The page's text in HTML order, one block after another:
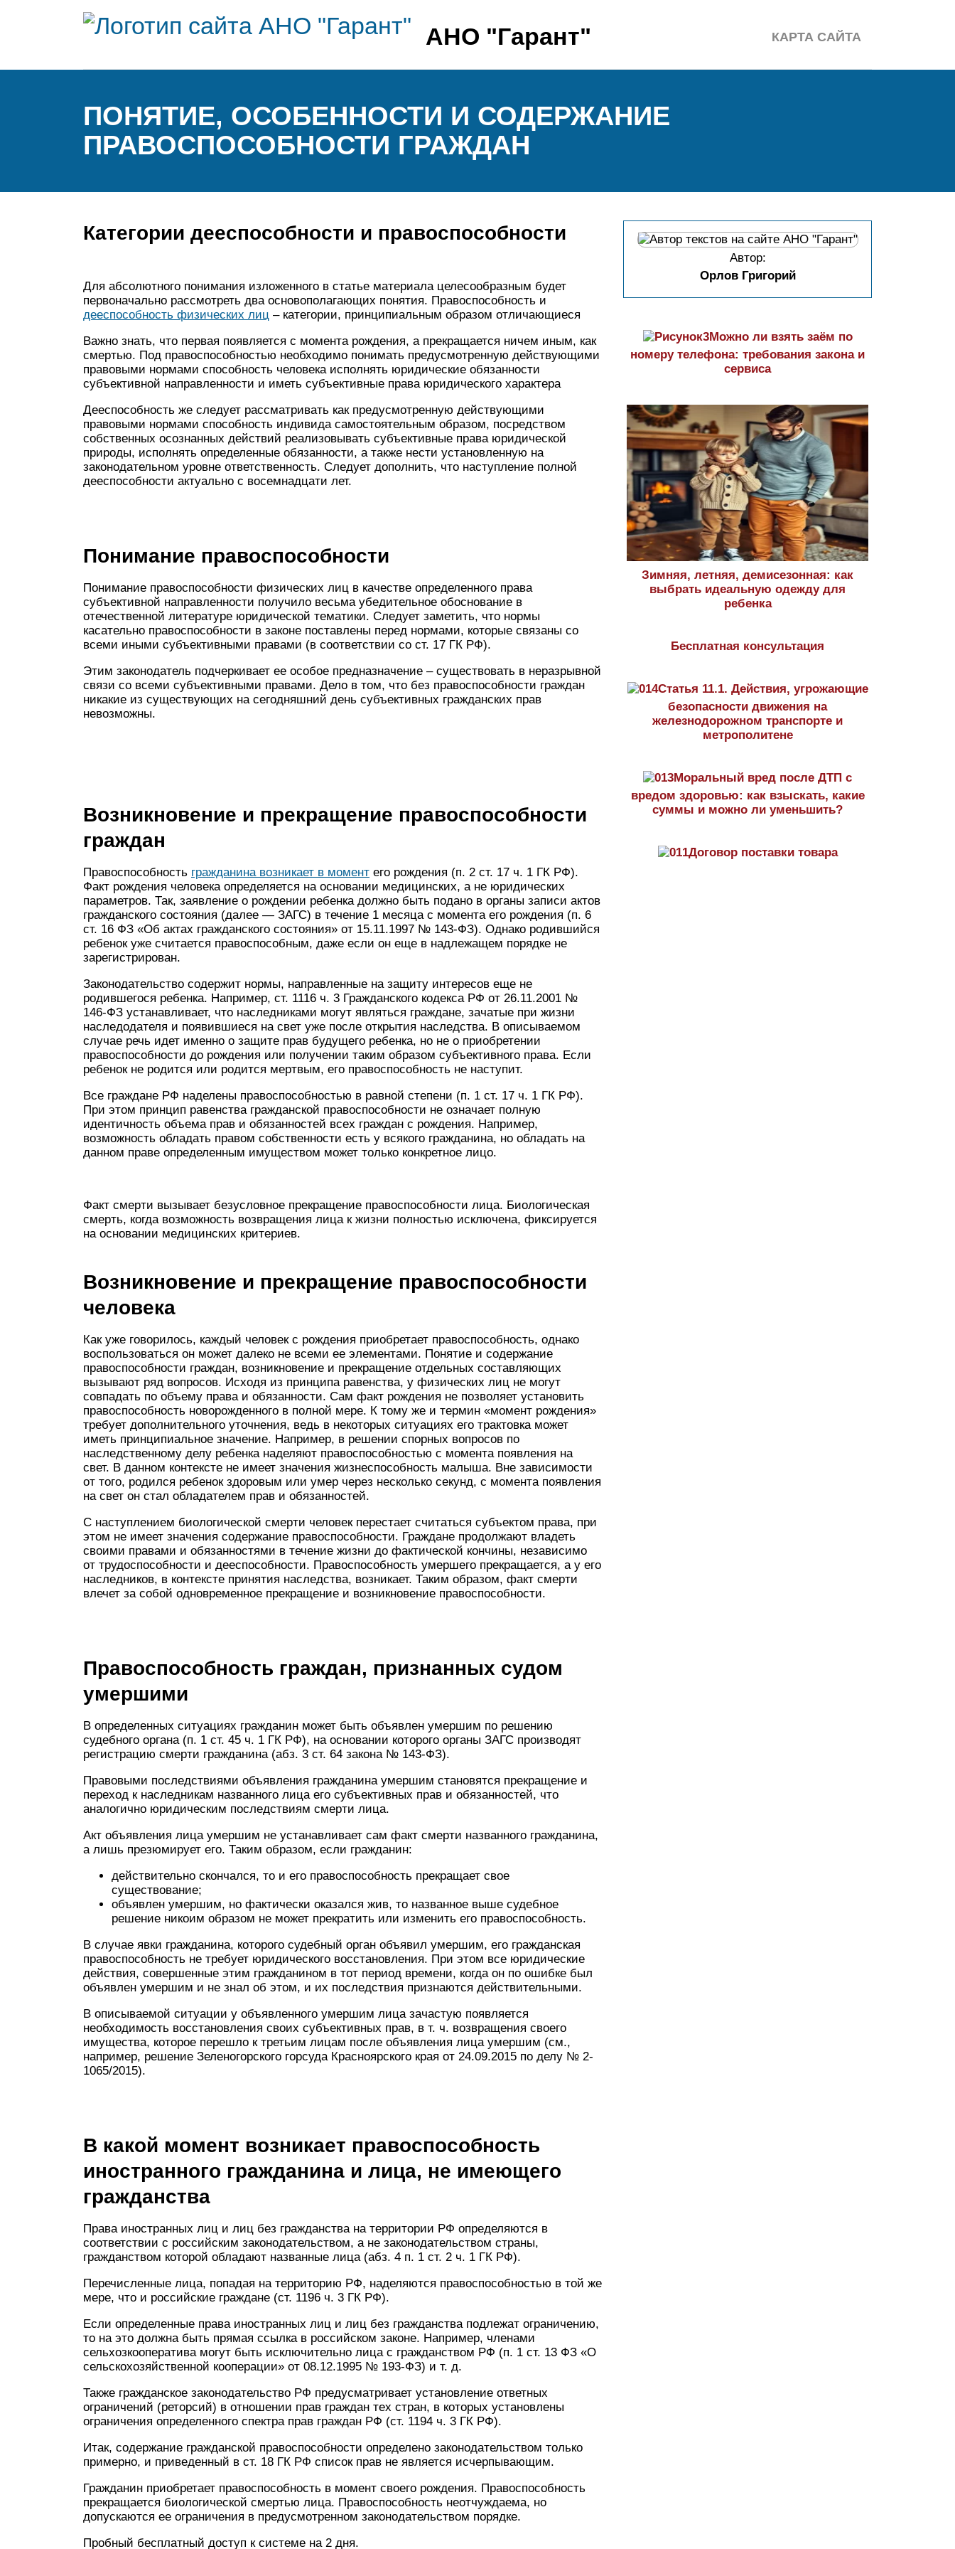
АНО "Гарант" КАРТА САЙТА
ПОНЯТИЕ, ОСОБЕННОСТИ И СОДЕРЖАНИЕ
ПРАВОСПОСОБНОСТИ ГРАЖДАН
Категории дееспособности и правоспособности
Для абсолютного понимания изложенного в статье материала целесообразным будет
первоначально рассмотреть два основополагающих понятия. Правоспособность и
дееспособность физических лиц – категории, принципиальным образом отличающиеся
Важно знать, что первая появляется с момента рождения, а прекращается ничем иным, как
смертью. Под правоспособностью необходимо понимать предусмотренную действующими
правовыми нормами способность человека исполнять юридические обязанности
субъективной направленности и иметь субъективные права юридического характера
Дееспособность же следует рассматривать как предусмотренную действующими
правовыми нормами способность индивида самостоятельным образом, посредством
собственных осознанных действий реализовывать субъективные права юридической
природы, исполнять определенные обязанности, а также нести установленную на
законодательном уровне ответственность. Следует дополнить, что наступление полной
дееспособности актуально с восемнадцати лет.
Понимание правоспособности
Понимание правоспособности физических лиц в качестве определенного права
субъективной направленности получило весьма убедительное обоснование в
отечественной литературе юридической тематики. Следует заметить, что нормы
касательно правоспособности в законе поставлены перед нормами, которые связаны со
всеми иными субъективными правами (в соответствии со ст. 17 ГК РФ).
Этим законодатель подчеркивает ее особое предназначение – существовать в неразрывной
связи со всеми субъективными правами. Дело в том, что без правоспособности граждан
никакие из существующих на сегодняшний день субъективных гражданских прав
невозможны.
Возникновение и прекращение правоспособности
граждан
Правоспособность гражданина возникает в момент его рождения (п. 2 ст. 17 ч. 1 ГК РФ).
Факт рождения человека определяется на основании медицинских, а не юридических
параметров. Так, заявление о рождении ребенка должно быть подано в органы записи актов
гражданского состояния (далее — ЗАГС) в течение 1 месяца с момента его рождения (п. 6
ст. 16 ФЗ «Об актах гражданского состояния» от 15.11.1997 № 143-ФЗ). Однако родившийся
ребенок уже считается правоспособным, даже если он еще в надлежащем порядке не
зарегистрирован.
Законодательство содержит нормы, направленные на защиту интересов еще не
родившегося ребенка. Например, ст. 1116 ч. 3 Гражданского кодекса РФ от 26.11.2001 №
146-ФЗ устанавливает, что наследниками могут являться граждане, зачатые при жизни
наследодателя и появившиеся на свет уже после открытия наследства. В описываемом
случае речь идет именно о защите прав будущего ребенка, но не о приобретении
правоспособности до рождения или получении таким образом субъективного права. Если
ребенок не родится или родится мертвым, его правоспособность не наступит.
Все граждане РФ наделены правоспособностью в равной степени (п. 1 ст. 17 ч. 1 ГК РФ).
При этом принцип равенства гражданской правоспособности не означает полную
идентичность объема прав и обязанностей всех граждан с рождения. Например,
возможность обладать правом собственности есть у всякого гражданина, но обладать на
данном праве определенным имуществом может только конкретное лицо.
Факт смерти вызывает безусловное прекращение правоспособности лица. Биологическая
смерть, когда возможность возвращения лица к жизни полностью исключена, фиксируется
на основании медицинских критериев.
Возникновение и прекращение правоспособности
человека
Как уже говорилось, каждый человек с рождения приобретает правоспособность, однако
воспользоваться он может далеко не всеми ее элементами. Понятие и содержание
правоспособности граждан, возникновение и прекращение отдельных составляющих
вызывают ряд вопросов. Исходя из принципа равенства, у физических лиц не могут
совпадать по объему права и обязанности. Сам факт рождения не позволяет установить
правоспособность новорожденного в полной мере. К тому же и термин «момент рождения»
требует дополнительного уточнения, ведь в некоторых ситуациях его трактовка может
иметь принципиальное значение. Например, в решении спорных вопросов по
наследственному делу ребенка наделяют правоспособностью с момента появления на
свет. В данном контексте не имеет значения жизнеспособность малыша. Вне зависимости
от того, родился ребенок здоровым или умер через несколько секунд, с момента появления
на свет он стал обладателем прав и обязанностей.
С наступлением биологической смерти человек перестает считаться субъектом права, при
этом не имеет значения содержание правоспособности. Граждане продолжают владеть
своими правами и обязанностями в течение жизни до фактической кончины, независимо
от трудоспособности и дееспособности. Правоспособность умершего прекращается, а у его
наследников, в контексте принятия наследства, возникает. Таким образом, факт смерти
влечет за собой одновременное прекращение и возникновение правоспособности.
Правоспособность граждан, признанных судом
умершими
В определенных ситуациях гражданин может быть объявлен умершим по решению
судебного органа (п. 1 ст. 45 ч. 1 ГК РФ), на основании которого органы ЗАГС производят
регистрацию смерти гражданина (абз. 3 ст. 64 закона № 143-ФЗ).
Правовыми последствиями объявления гражданина умершим становятся прекращение и
переход к наследникам названного лица его субъективных прав и обязанностей, что
аналогично юридическим последствиям смерти лица.
Акт объявления лица умершим не устанавливает сам факт смерти названного гражданина,
а лишь презюмирует его. Таким образом, если гражданин:
действительно скончался, то и его правоспособность прекращает свое
существование;
объявлен умершим, но фактически оказался жив, то названное выше судебное
решение никоим образом не может прекратить или изменить его правоспособность.
В случае явки гражданина, которого судебный орган объявил умершим, его гражданская
правоспособность не требует юридического восстановления. При этом все юридические
действия, совершенные этим гражданином в тот период времени, когда он по ошибке был
объявлен умершим и не знал об этом, и их последствия признаются действительными.
В описываемой ситуации у объявленного умершим лица зачастую появляется
необходимость восстановления своих субъективных прав, в т. ч. возвращения своего
имущества, которое перешло к третьим лицам после объявления лица умершим (см.,
например, решение Зеленогорского горсуда Красноярского края от 24.09.2015 по делу № 2-
1065/2015).
В какой момент возникает правоспособность
иностранного гражданина и лица, не имеющего
гражданства
Права иностранных лиц и лиц без гражданства на территории РФ определяются в
соответствии с российским законодательством, а не законодательством страны,
гражданством которой обладают названные лица (абз. 4 п. 1 ст. 2 ч. 1 ГК РФ).
Перечисленные лица, попадая на территорию РФ, наделяются правоспособностью в той же
мере, что и российские граждане (ст. 1196 ч. 3 ГК РФ).
Если определенные права иностранных лиц и лиц без гражданства подлежат ограничению,
то на это должна быть прямая ссылка в российском законе. Например, членами
сельхозкооператива могут быть исключительно лица с гражданством РФ (п. 1 ст. 13 ФЗ «О
сельскохозяйственной кооперации» от 08.12.1995 № 193-ФЗ) и т. д.
Также гражданское законодательство РФ предусматривает установление ответных
ограничений (реторсий) в отношении прав граждан тех стран, в которых установлены
ограничения определенного спектра прав граждан РФ (ст. 1194 ч. 3 ГК РФ).
Итак, содержание гражданской правоспособности определено законодательством только
примерно, и приведенный в ст. 18 ГК РФ список прав не является исчерпывающим.
Гражданин приобретает правоспособность в момент своего рождения. Правоспособность
прекращается биологической смертью лица. Правоспособность неотчуждаема, но
допускаются ее ограничения в предусмотренном законодательством порядке.
Пробный бесплатный доступ к системе на 2 дня.
Автор:
Орлов Григорий
Можно ли взять заём по
номеру телефона: требования закона и
сервиса
Зимняя, летняя, демисезонная: как
выбрать идеальную одежду для
ребенка
Бесплатная консультация
Статья 11.1. Действия, угрожающие
безопасности движения на
железнодорожном транспорте и
метрополитене
Моральный вред после ДТП с
вредом здоровью: как взыскать, какие
суммы и можно ли уменьшить?
Договор поставки товара